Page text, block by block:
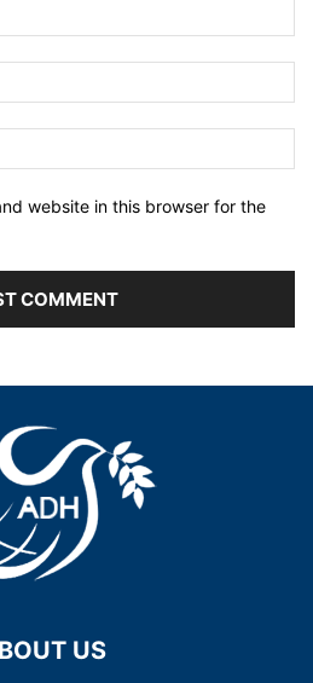
website in this browser for the
US